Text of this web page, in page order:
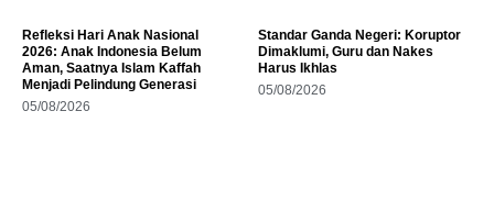
Refleksi Hari Anak Nasional
2026: Anak Indonesia Belum
Aman, Saatnya Islam Kaffah
Menjadi Pelindung Generasi
05/08/2026
Standar Ganda Negeri: Koruptor
Dimaklumi, Guru dan Nakes
Harus Ikhlas
05/08/2026